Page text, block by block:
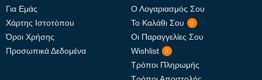
Για Εμάς
Χάρτης Ιστοτόπου
Όροι Χρήσης
Προσωπικά Δεδομένα
Ο Λογαριασμός Σου
Το Καλάθι Σου
0
Οι Παραγγελίες Σου
Wishlist
0
Τρόποι Πληρωμής